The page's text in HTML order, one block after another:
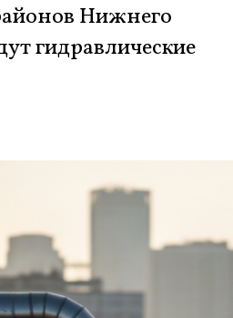
Нижнего
гидравлические